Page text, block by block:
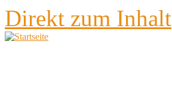
Direkt zum Inhalt